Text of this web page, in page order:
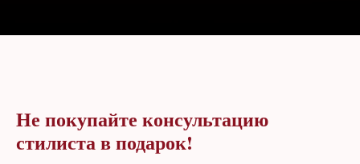
Не покупайте консультацию
стилиста в подарок!